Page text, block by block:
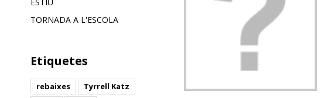
TORNADA A L'ESCOLA
Etiquetes
rebaixes
Tyrrell Katz